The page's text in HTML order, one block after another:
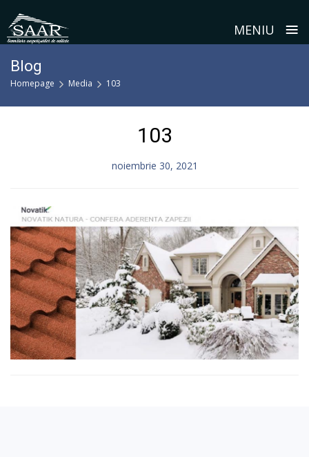
MENIU ≡
content
Blog
Homepage Media 103
103
noiembrie 30, 2021